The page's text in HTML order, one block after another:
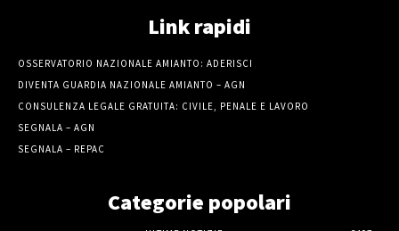
Link rapidi
OSSERVATORIO NAZIONALE AMIANTO: ADERISCI
DIVENTA GUARDIA NAZIONALE AMIANTO – AGN
CONSULENZA LEGALE GRATUITA: CIVILE, PENALE E LAVORO
SEGNALA – AGN
SEGNALA – REPAC
Categorie popolari